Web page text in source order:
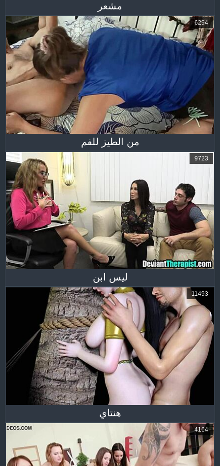
مشعر
6294
من الطيز للفم
9723
ليس ابن
11493
هنتاي
4164